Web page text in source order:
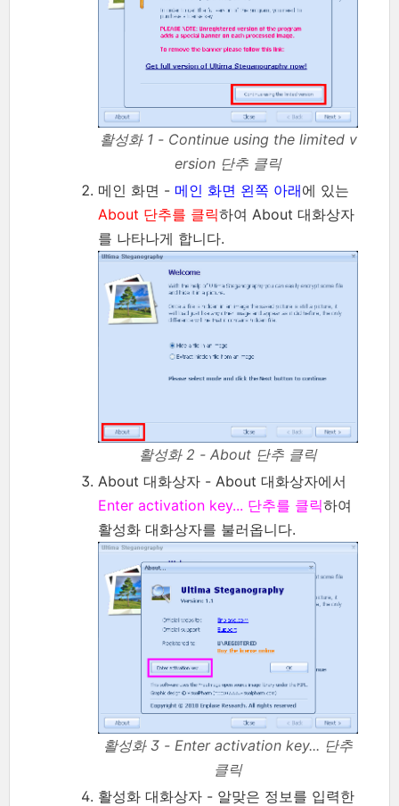
활성화 1 - Continue using the limited v
ersion 단추 클릭
메인 화면 - 메인 화면 왼쪽 아래에 있는
About 단추를 클릭하여 About 대화상자
를 나타나게 합니다.
활성화 2 - About 단추 클릭
About 대화상자 - About 대화상자에서
Enter activation key... 단추를 클릭하여
활성화 대화상자를 불러옵니다.
활성화 3 - Enter activation key... 단추
클릭
활성화 대화상자 - 알맞은 정보를 입력한